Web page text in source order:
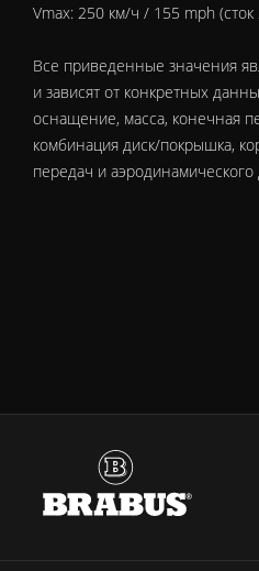
Vmax: 250 км/ч / 155 mph
Все приведенные значения
и зависят от конкретных
оснащение, масса, конечная
комбинация диск/покрышка,
передач и